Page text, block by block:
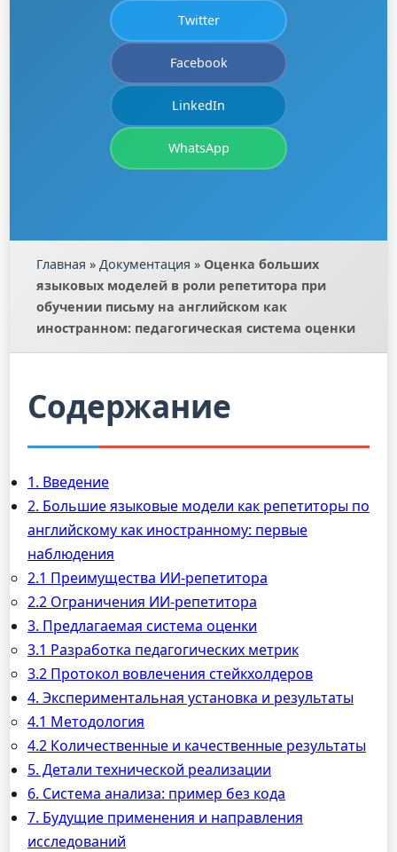
Twitter
Facebook
LinkedIn
WhatsApp
Главная » Документация » Оценка больших
языковых моделей в роли репетитора при
обучении письму на английском как
иностранном: педагогическая система оценки
Содержание
1. Введение
2. Большие языковые модели как репетиторы по
английскому как иностранному: первые
наблюдения
2.1 Преимущества ИИ-репетитора
2.2 Ограничения ИИ-репетитора
3. Предлагаемая система оценки
3.1 Разработка педагогических метрик
3.2 Протокол вовлечения стейкхолдеров
4. Экспериментальная установка и результаты
4.1 Методология
4.2 Количественные и качественные результаты
5. Детали технической реализации
6. Система анализа: пример без кода
7. Будущие применения и направления
исследований